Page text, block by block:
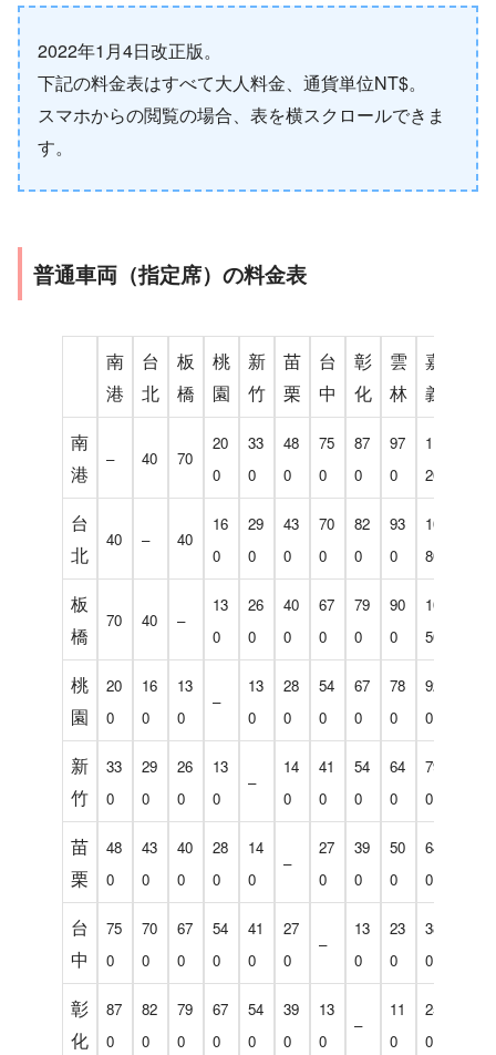
2022年1月4日改正版。
下記の料金表はすべて大人料金、通貨単位NT$。
スマホからの閲覧の場合、表を横スクロールできま
す。
普通車両（指定席）の料金表
南
港
台
北
板
橋
桃
園
新
竹
苗
栗
台
中
彰
化
雲
林
嘉
義
南
港
– 40 70
20
0
33
0
48
0
75
0
87
0
97
0
11
20
台
北
40 – 40
16
0
29
0
43
0
70
0
82
0
93
0
10
80
板
橋
70 40 –
13
0
26
0
40
0
67
0
79
0
90
0
10
50
桃
園
20
0
16
0
13
0
–
13
0
28
0
54
0
67
0
78
0
92
0
新
竹
33
0
29
0
26
0
13
0
–
14
0
41
0
54
0
64
0
79
0
苗
栗
48
0
43
0
40
0
28
0
14
0
–
27
0
39
0
50
0
64
0
台
中
75
0
70
0
67
0
54
0
41
0
27
0
–
13
0
23
0
38
0
彰
化
87
0
82
0
79
0
67
0
54
0
39
0
13
0
–
11
0
25
0